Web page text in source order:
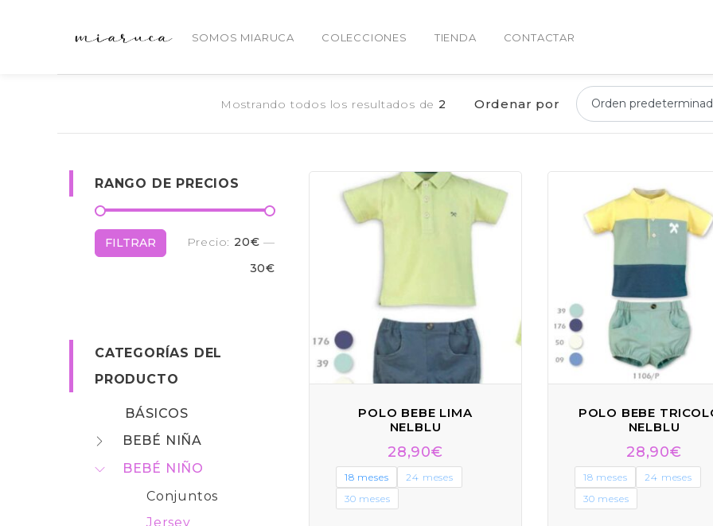
SOMOS MIARUCA COLECCIONES TIENDA CONTACTAR
Mostrando todos los resultados de 2 Ordenar por
POLO BEBE LIMA
NELBLU
28,90€
18 meses
24 meses
30 meses
POLO BEBE
NELBLU
28,90€
18 meses
24 meses
30 meses
RANGO DE PRECIOS
FILTRAR Precio: 20€ —
30€
CATEGORÍAS DEL
PRODUCTO
BÁSICOS
BEBÉ NIÑA
BEBÉ NIÑO
Conjuntos
Jersey